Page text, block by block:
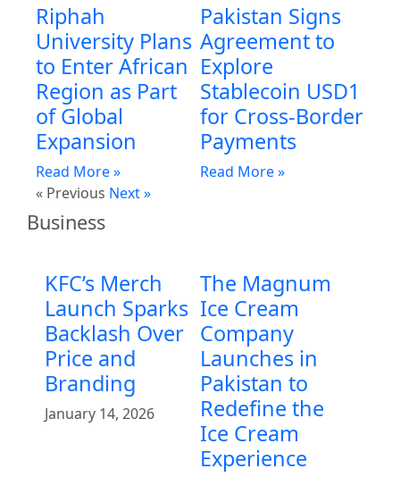
Riphah
University Plans
to Enter African
Region as Part
of Global
Expansion
Read More »
Pakistan Signs
Agreement to
Explore
Stablecoin USD1
for Cross-Border
Payments
Read More »
« Previous Next »
Business
KFC’s Merch
Launch Sparks
Backlash Over
Price and
Branding
January 14, 2026
The Magnum
Ice Cream
Company
Launches in
Pakistan to
Redefine the
Ice Cream
Experience